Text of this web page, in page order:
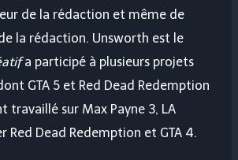
de la rédaction et même de
la rédaction. Unsworth est le
a participé à plusieurs projets
GTA 5 et Red Dead Redemption
travaillé sur Max Payne 3, LA
Red Dead Redemption et GTA 4.